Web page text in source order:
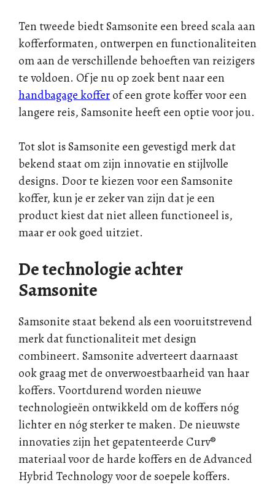
Ten tweede biedt Samsonite een breed scala aan
kofferformaten, ontwerpen en functionaliteiten
om aan de verschillende behoeften van reizigers
te voldoen. Of je nu op zoek bent naar een
handbagage kofferof een grote koffer voor een
langere reis, Samsonite heeft een optie voor jou.
Tot slot is Samsonite een gevestigd merk dat
bekend staat om zijn innovatie en stijlvolle
designs. Door te kiezen voor een Samsonite
koffer, kun je er zeker van zijn dat je een
product kiest dat niet alleen functioneel is,
maar er ook goed uitziet.
De technologie achter
Samsonite
Samsonite staat bekend als een vooruitstrevend
merk dat functionaliteit met design
combineert. Samsonite adverteert daarnaast
ook graag met de onverwoestbaarheid van haar
koffers. Voortdurend worden nieuwe
technologieën ontwikkeld om de koffers nóg
lichter en nóg sterker te maken. De nieuwste
innovaties zijn het gepatenteerde Curv®
materiaal voor de harde koffers en de Advanced
Hybrid Technology voor de soepele koffers.